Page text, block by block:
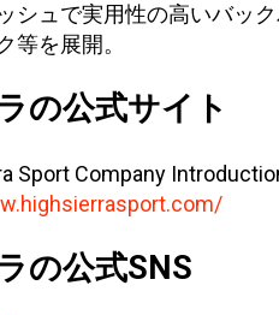
シュで実用性の高いバッ
等を展開。
の公式サイト
Sport Company
の公式SNS